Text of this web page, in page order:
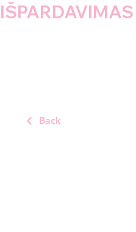
IŠPARDAVIMAS
Back